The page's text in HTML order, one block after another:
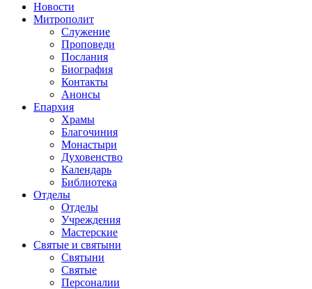
Новости
Митрополит
Служение
Проповеди
Послания
Биография
Контакты
Анонсы
Епархия
Храмы
Благочиния
Монастыри
Духовенство
Календарь
Библиотека
Отделы
Отделы
Учреждения
Мастерские
Святые и святыни
Cвятыни
Cвятые
Персоналии